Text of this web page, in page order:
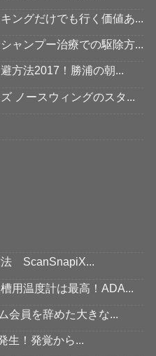
ングだけでも行く価値あ...
ャンプー治療での駆除方...
方法2017！勝浦の朝...
ノースウィングのスタ...
法 ScanSnapiX...
用温度計は最高！ADA...
会員を辞めた大きな...
生！発覚から...